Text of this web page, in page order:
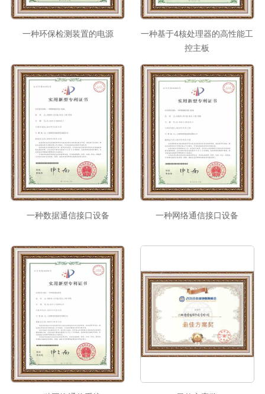
一种环保检测装置的电源
一种基于4核处理器的高性能工
控主板
一种数据通信接口设备 一种网络通信接口设备